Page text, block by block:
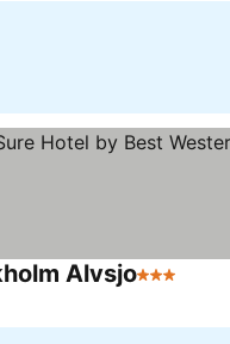
Alvsjo3 Kategória